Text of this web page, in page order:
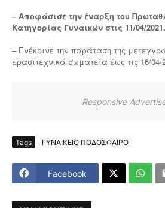
– Αποφάσισε την έναρξη του
Κατηγορίας Γυναικών στις 11/04/2021.
– Ενέκρινε την παράταση της
ερασιτεχνικά σωματεία έως τις 16/04/
Responsive
Tags ΓΥΝΑΙΚΕΙΟ ΠΟΔΟΣΦΑΙΡΟ
Facebook